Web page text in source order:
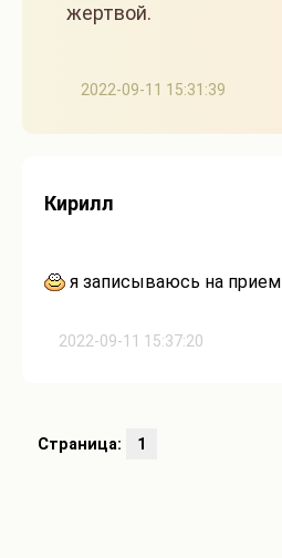
2022-09-11 15:31:39
жертвой.
2022-09-11 15:37:20
Кирилл
я записываюсь на прием
Страница:
1